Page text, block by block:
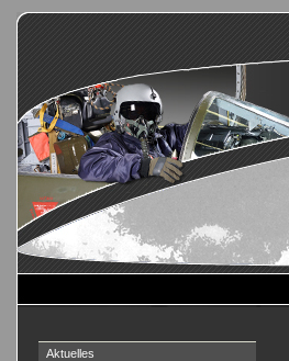
Aktuelles